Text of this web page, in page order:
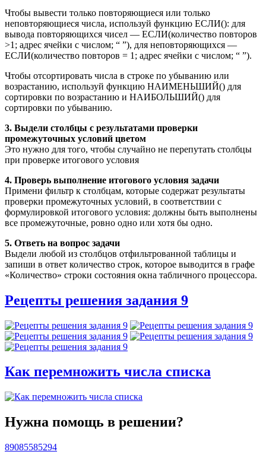
Чтобы вывести только повторяющиеся или только
неповторяющиеся числа, используй функцию ЕСЛИ(): для
вывода повторяющихся чисел — ЕСЛИ(количество повторов
>1; адрес ячейки с числом; “ ”), для неповторяющихся —
ЕСЛИ(количество повторов = 1; адрес ячейки с числом; “ ”).
Чтобы отсортировать числа в строке по убыванию или
возрастанию, используй функцию НАИМЕНЬШИЙ() для
сортировки по возрастанию и НАИБОЛЬШИЙ() для
сортировки по убыванию.
3. Выдели столбцы с результатами проверки
промежуточных условий цветом
Это нужно для того, чтобы случайно не перепутать столбцы
при проверке итогового условия
4. Проверь выполнение итогового условия задачи
Примени фильтр к столбцам, которые содержат результаты
проверки промежуточных условий, в соответствии с
формулировкой итогового условия: должны быть выполнены
все промежуточные, ровно одно или хотя бы одно.
5. Ответь на вопрос задачи
Выдели любой из столбцов отфильтрованной таблицы и
запиши в ответ количество строк, которое выводится в графе
«Количество» строки состояния окна табличного процессора.
Рецепты решения задания 9
Как перемножить числа списка
Нужна помощь в решении?
89085585294